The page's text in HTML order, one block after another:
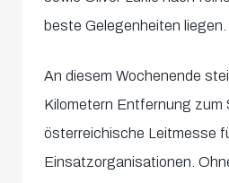
beste Gelegenheiten liegen.
An diesem Wochenende
Kilometern Entfernung zum
österreichische Leitmesse
Einsatzorganisationen.